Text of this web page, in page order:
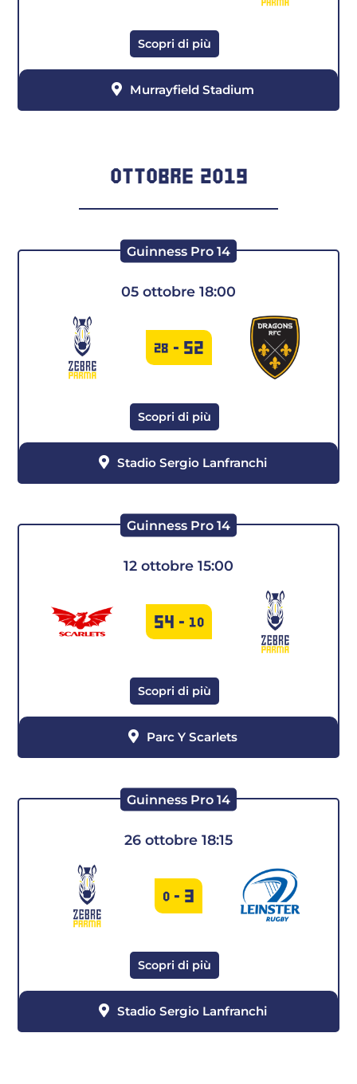
Murrayfield Stadium
Scopri di più
OTTOBRE 2019
05 ottobre 18:00
Guinness Pro 14
28 - 52
Stadio Sergio Lanfranchi
Scopri di più
12 ottobre 15:00
Guinness Pro 14
54 - 10
Parc Y Scarlets
Scopri di più
26 ottobre 18:15
Guinness Pro 14
0 - 3
Stadio Sergio Lanfranchi
Scopri di più